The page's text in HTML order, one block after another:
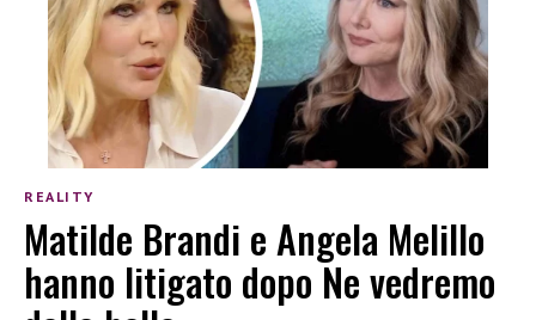
REALITY
Matilde Brandi e Angela Melillo
hanno litigato dopo Ne vedremo